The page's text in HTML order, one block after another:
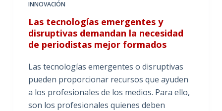
INNOVACIÓN
Las tecnologías emergentes y
disruptivas demandan la necesidad
de periodistas mejor formados
Las tecnologías emergentes o disruptivas
pueden proporcionar recursos que ayuden
a los profesionales de los medios. Para ello,
son los profesionales quienes deben